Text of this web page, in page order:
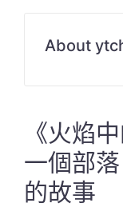
About
《火焰
一個部落
的故事